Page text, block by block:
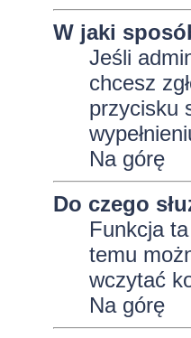
W jaki
Jeśli
chcesz
przycisku
Na górę
Do czego
Funkcja
temu
wczytać
Na górę